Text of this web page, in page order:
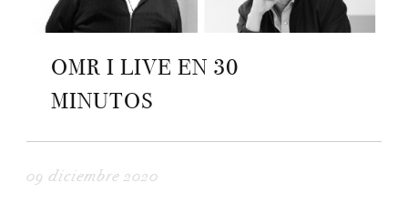
OMR I LIVE EN 30
MINUTOS
09 diciembre 2020